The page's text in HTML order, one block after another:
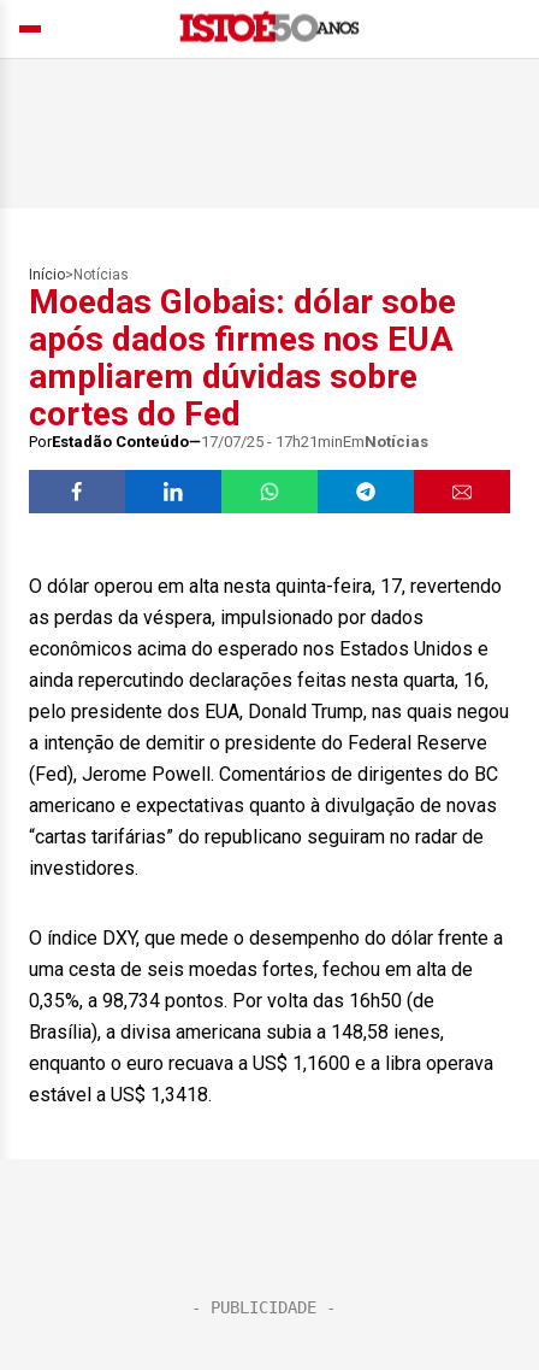
Início> Notícias
Moedas Globais: dólar sobe
após dados firmes nos EUA
ampliarem dúvidas sobre
cortes do Fed
PorEstadão Conteúdo 17/07/25 - 17h21minEmNotícias
O dólar operou em alta nesta quinta-feira, 17, revertendo
as perdas da véspera, impulsionado por dados
econômicos acima do esperado nos Estados Unidos e
ainda repercutindo declarações feitas nesta quarta, 16,
pelo presidente dos EUA, Donald Trump, nas quais negou
a intenção de demitir o presidente do Federal Reserve
(Fed), Jerome Powell. Comentários de dirigentes do BC
americano e expectativas quanto à divulgação de novas
“cartas tarifárias” do republicano seguiram no radar de
investidores.
O índice DXY, que mede o desempenho do dólar frente a
uma cesta de seis moedas fortes, fechou em alta de
0,35%, a 98,734 pontos. Por volta das 16h50 (de
Brasília), a divisa americana subia a 148,58 ienes,
enquanto o euro recuava a US$ 1,1600 e a libra operava
estável a US$ 1,3418.